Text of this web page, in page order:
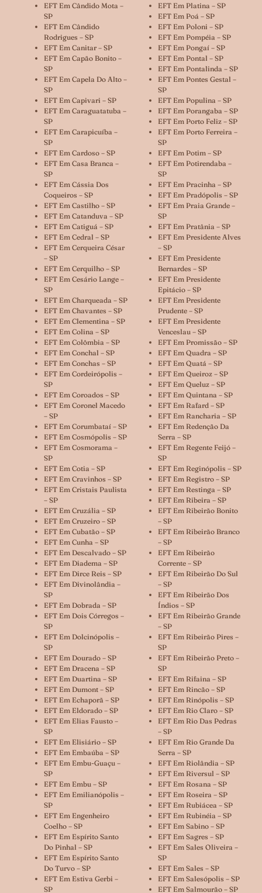
EFT Em Cândido Mota –
SP
EFT Em Cândido
Rodrigues – SP
EFT Em Canitar – SP
EFT Em Capão Bonito –
SP
EFT Em Capela Do Alto –
SP
EFT Em Capivari – SP
EFT Em Caraguatatuba –
SP
EFT Em Carapicuíba –
SP
EFT Em Cardoso – SP
EFT Em Casa Branca –
SP
EFT Em Cássia Dos
Coqueiros – SP
EFT Em Castilho – SP
EFT Em Catanduva – SP
EFT Em Catiguá – SP
EFT Em Cedral – SP
EFT Em Cerqueira César
– SP
EFT Em Cerquilho – SP
EFT Em Cesário Lange –
SP
EFT Em Charqueada – SP
EFT Em Chavantes – SP
EFT Em Clementina – SP
EFT Em Colina – SP
EFT Em Colômbia – SP
EFT Em Conchal – SP
EFT Em Conchas – SP
EFT Em Cordeirópolis –
SP
EFT Em Coroados – SP
EFT Em Coronel Macedo
– SP
EFT Em Corumbataí – SP
EFT Em Cosmópolis – SP
EFT Em Cosmorama –
SP
EFT Em Cotia – SP
EFT Em Cravinhos – SP
EFT Em Cristais Paulista
– SP
EFT Em Cruzália – SP
EFT Em Cruzeiro – SP
EFT Em Cubatão – SP
EFT Em Cunha – SP
EFT Em Descalvado – SP
EFT Em Diadema – SP
EFT Em Dirce Reis – SP
EFT Em Divinolândia –
SP
EFT Em Dobrada – SP
EFT Em Dois Córregos –
SP
EFT Em Dolcinópolis –
SP
EFT Em Dourado – SP
EFT Em Dracena – SP
EFT Em Duartina – SP
EFT Em Dumont – SP
EFT Em Echaporã – SP
EFT Em Eldorado – SP
EFT Em Elias Fausto –
SP
EFT Em Elisiário – SP
EFT Em Embaúba – SP
EFT Em Embu-Guaçu –
SP
EFT Em Embu – SP
EFT Em Emilianópolis –
SP
EFT Em Engenheiro
Coelho – SP
EFT Em Espírito Santo
Do Pinhal – SP
EFT Em Espírito Santo
Do Turvo – SP
EFT Em Estiva Gerbi –
SP
EFT Em Platina – SP
EFT Em Poá – SP
EFT Em Poloni – SP
EFT Em Pompéia – SP
EFT Em Pongaí – SP
EFT Em Pontal – SP
EFT Em Pontalinda – SP
EFT Em Pontes Gestal –
SP
EFT Em Populina – SP
EFT Em Porangaba – SP
EFT Em Porto Feliz – SP
EFT Em Porto Ferreira –
SP
EFT Em Potim – SP
EFT Em Potirendaba –
SP
EFT Em Pracinha – SP
EFT Em Pradópolis – SP
EFT Em Praia Grande –
SP
EFT Em Pratânia – SP
EFT Em Presidente Alves
– SP
EFT Em Presidente
Bernardes – SP
EFT Em Presidente
Epitácio – SP
EFT Em Presidente
Prudente – SP
EFT Em Presidente
Venceslau – SP
EFT Em Promissão – SP
EFT Em Quadra – SP
EFT Em Quatá – SP
EFT Em Queiroz – SP
EFT Em Queluz – SP
EFT Em Quintana – SP
EFT Em Rafard – SP
EFT Em Rancharia – SP
EFT Em Redenção Da
Serra – SP
EFT Em Regente Feijó –
SP
EFT Em Reginópolis – SP
EFT Em Registro – SP
EFT Em Restinga – SP
EFT Em Ribeira – SP
EFT Em Ribeirão Bonito
– SP
EFT Em Ribeirão Branco
– SP
EFT Em Ribeirão
Corrente – SP
EFT Em Ribeirão Do Sul
– SP
EFT Em Ribeirão Dos
Índios – SP
EFT Em Ribeirão Grande
– SP
EFT Em Ribeirão Pires –
SP
EFT Em Ribeirão Preto –
SP
EFT Em Rifaina – SP
EFT Em Rincão – SP
EFT Em Rinópolis – SP
EFT Em Rio Claro – SP
EFT Em Rio Das Pedras
– SP
EFT Em Rio Grande Da
Serra – SP
EFT Em Riolândia – SP
EFT Em Riversul – SP
EFT Em Rosana – SP
EFT Em Roseira – SP
EFT Em Rubiácea – SP
EFT Em Rubinéia – SP
EFT Em Sabino – SP
EFT Em Sagres – SP
EFT Em Sales Oliveira –
SP
EFT Em Sales – SP
EFT Em Salesópolis – SP
EFT Em Salmourão – SP